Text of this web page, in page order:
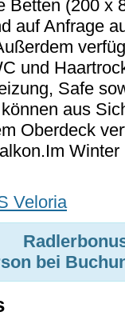
Betten (200 x
auf Anfrage
und
Safe
aus
Oberdeck
Veloria
bei